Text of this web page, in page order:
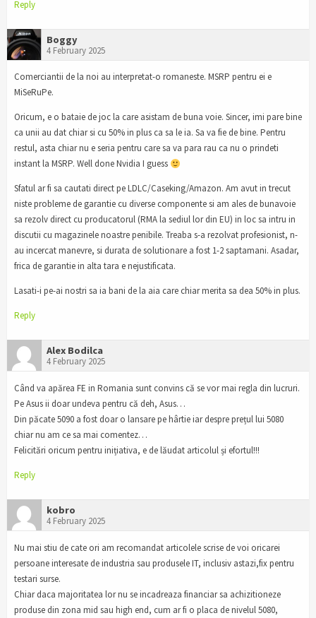
Reply
Boggy
4 February 2025
Comerciantii de la noi au interpretat-o romaneste. MSRP pentru ei e
MiSeRuPe.
Oricum, e o bataie de joc la care asistam de buna voie. Sincer, imi pare bine
ca unii au dat chiar si cu 50% in plus ca sa le ia. Sa va fie de bine. Pentru
restul, asta chiar nu e seria pentru care sa va para rau ca nu o prindeti
instant la MSRP. Well done Nvidia I guess
Sfatul ar fi sa cautati direct pe LDLC/Caseking/Amazon. Am avut in trecut
niste probleme de garantie cu diverse componente si am ales de bunavoie
sa rezolv direct cu producatorul (RMA la sediul lor din EU) in loc sa intru in
discutii cu magazinele noastre penibile. Treaba s-a rezolvat profesionist, n-
au incercat manevre, si durata de solutionare a fost 1-2 saptamani. Asadar,
frica de garantie in alta tara e nejustificata.
Lasati-i pe-ai nostri sa ia bani de la aia care chiar merita sa dea 50% in plus.
Reply
Alex Bodilca
4 February 2025
Când va apărea FE in Romania sunt convins că se vor mai regla din lucruri.
Pe Asus ii doar undeva pentru că deh, Asus…
Din păcate 5090 a fost doar o lansare pe hârtie iar despre prețul lui 5080
chiar nu am ce sa mai comentez…
Felicitări oricum pentru inițiativa, e de lăudat articolul și efortul!!!
Reply
kobro
4 February 2025
Nu mai stiu de cate ori am recomandat articolele scrise de voi oricarei
persoane interesate de industria sau produsele IT, inclusiv astazi,fix pentru
testari surse.
Chiar daca majoritatea lor nu se incadreaza financiar sa achizitioneze
produse din zona mid sau high end, cum ar fi o placa de nivelul 5080,